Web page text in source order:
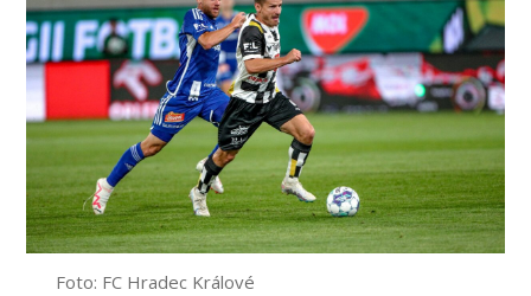
Foto: FC Hradec Králové